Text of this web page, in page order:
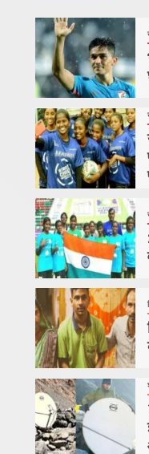
1
2
3
5
फीट की
की
admin